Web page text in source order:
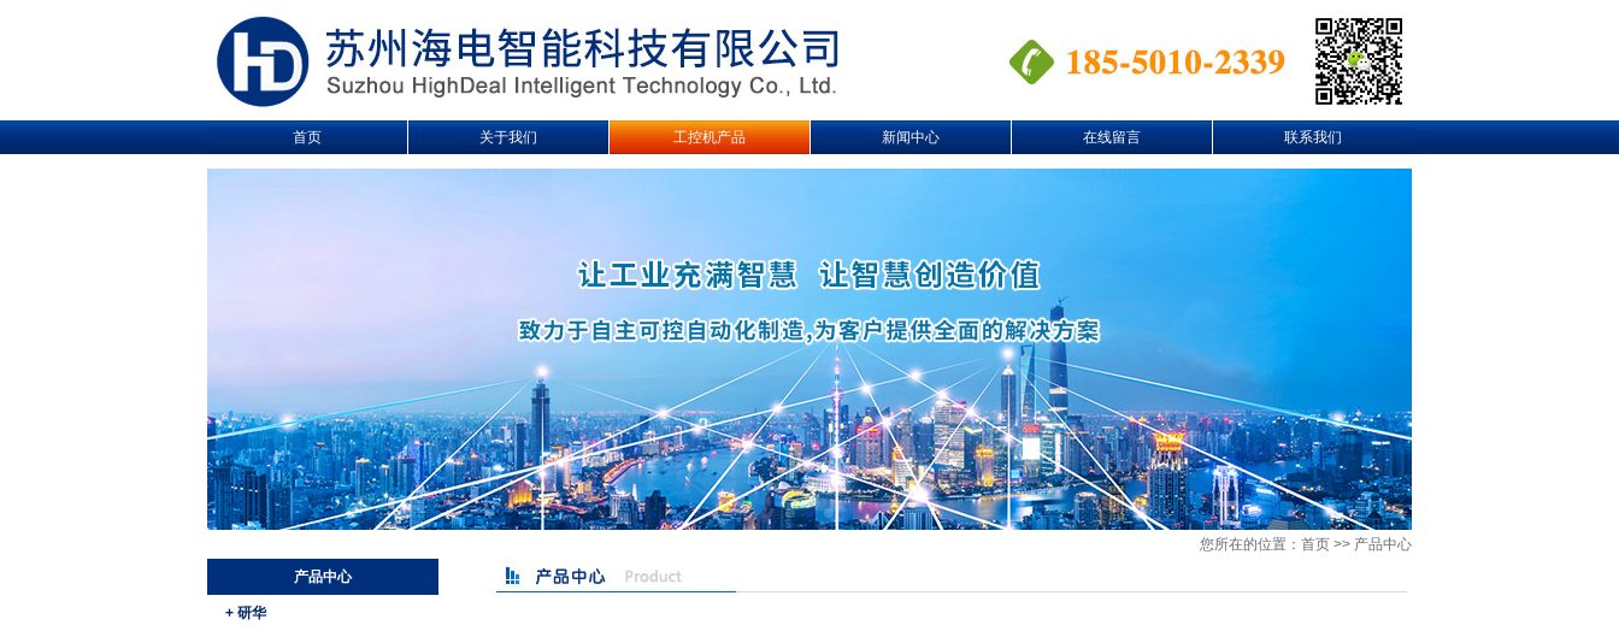
首页 关于我们 工控机产品 新闻中心 在线留言 联系我们
您所在的位置：首页 >> 产品中心
产品中心
+ 研华